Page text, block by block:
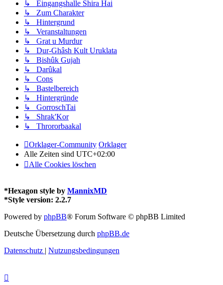
↳ Eingangshalle Shira Hai
↳ Zum Charakter
↳ Hintergrund
↳ Veranstaltungen
↳ Grat u Murdur
↳ Dur-Ghâsh Kult Uruklata
↳ Bishûk Gujah
↳ Darûkal
↳ Cons
↳ Bastelbereich
↳ Hintergründe
↳ GorroschTai
↳ Shrak'Kor
↳ Thrororbaakal
Orklager-Community Orklager
Alle Zeiten sind UTC+02:00
Alle Cookies löschen
*Hexagon style by MannixMD
*Style version: 2.2.7
Powered by phpBB® Forum Software © phpBB Limited
Deutsche Übersetzung durch phpBB.de
Datenschutz | Nutzungsbedingungen